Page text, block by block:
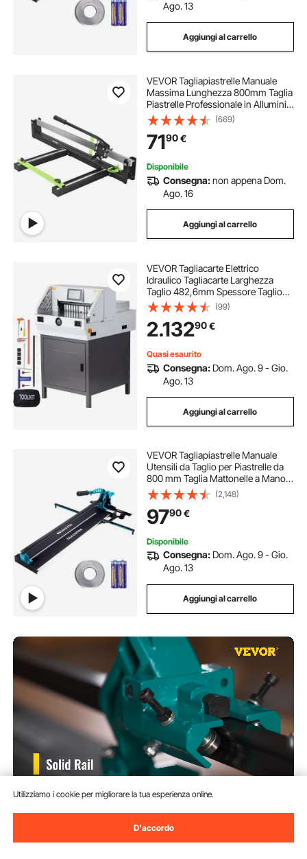
Ago. 13
Aggiungi al carrello
VEVOR Tagliapiastrelle Manuale
Massima Lunghezza 800mm Taglia
Piastrelle Professionale in Alluminio
per Tagliare Tutti I Tipi di Piastrelle,
Comprese Piastrelle in Ceramica,
Gres Porcellanato
(669)
7190€
Disponibile
Consegna:non appena Dom.
Ago. 16
Aggiungi al carrello
VEVOR Tagliacarte Elettrico
Idraulico Tagliacarte Larghezza
Taglio 482,6mm Spessore Taglio
80mm, Tagliacarte Elettrico
Controllo Numerico Schermo a
Tocco da 7 Pollici, Taglierina
Idraulica Automatica
(99)
2.13290€
Quasi esaurito
Consegna: Dom. Ago. 9 - Gio.
Ago. 13
Aggiungi al carrello
VEVOR Tagliapiastrelle Manuale
Utensili da Taglio per Piastrelle da
800 mm Taglia Mattonelle a Mano
con Infrarossi Gres Ceramica
Porcellanata Larghezza di Taglio
Minima 25mm Spessore di Taglio
4-15mm
(2,148)
9790€
Disponibile
Consegna: Dom. Ago. 9 - Gio.
Ago. 13
Aggiungi al carrello
Libbre Taglia Piastrelle
Professionale in Alluminio per
Utilizziamo i cookie per migliorare la tua esperienza online.
D'accordo